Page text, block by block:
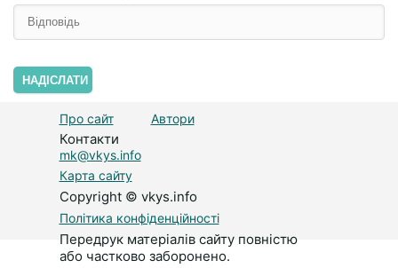
НАДІСЛАТИ
Про сайт Автори
Контакти
mk@vkys.info
Карта сайту
Copyright © vkys.info
Політика конфіденційності
Передрук матеріалів сайту повністю
або частково заборонено.